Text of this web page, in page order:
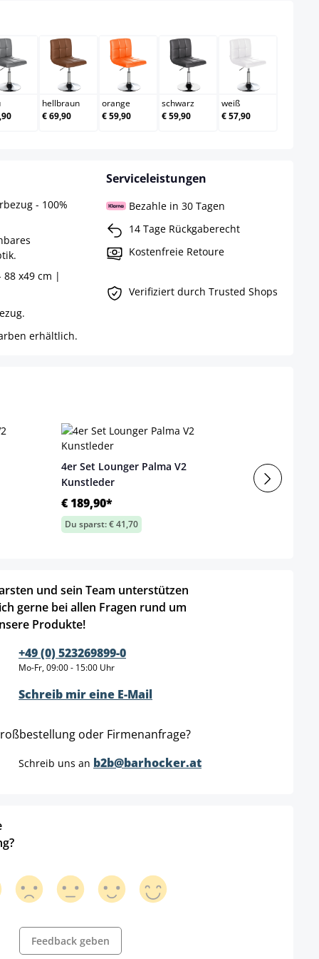
grau hellbraun
hellbraun
€ 69,90
orange
orange
€ 59,90
schwarz
schwarz
€ 59,90
weiß
weiß
€ 57,90
- 100%
88 x49 cm |
erhältlich.
Serviceleistungen
Bezahle in 30 Tagen
14 Tage Rückgaberecht
Kostenfreie Retoure
Verifiziert durch Trusted Shops
4er Set Lounger Palma V2
Kunstleder
€ 189,90*
Du sparst: € 41,70
und sein Team unterstützen
gerne bei allen Fragen rund um
Produkte!
+49 (0) 523269899-0
Mo-Fr, 09:00 - 15:00 Uhr
Schreib mir eine E-Mail
oder Firmenanfrage?
Schreib uns an b2b@barhocker.at
Feedback geben